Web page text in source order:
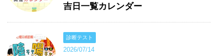
吉日一覧カレンダー
診断テスト
2026/07/14